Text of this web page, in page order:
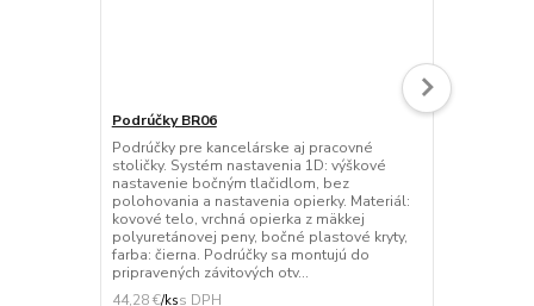
Podrúčky BR06
Podrúčky pre kancelárske aj pracovné
stoličky. Systém nastavenia 1D: výškové
nastavenie bočným tlačidlom, bez
polohovania a nastavenia opierky. Materiál:
kovové telo, vrchná opierka z mäkkej
polyuretánovej peny, bočné plastové kryty,
farba: čierna. Podrúčky sa montujú do
pripravených závitových otv...
44,28 €/ks